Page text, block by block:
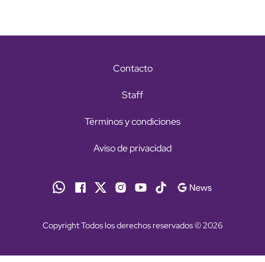
Contacto
Staff
Términos y condiciones
Aviso de privacidad
Copyright Todos los derechos reservados © 2026